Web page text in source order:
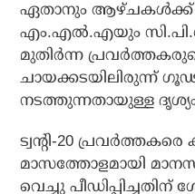
ഏതാനും ആഴ്ചകള്‍ക്ക്
എം.എല്‍.എയും
മുതിര്‍ന്ന
ചായക്കടയിലിരുന്ന്
നടത്തുന്നതായുള്ള
ട്വന്റി-20
മാസത്തോളമായി
വെച്ചു